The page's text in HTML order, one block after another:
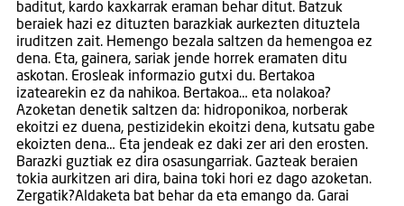
baditut, kardo kaxkarrak eraman behar ditut. Batzuk
beraiek hazi ez dituzten barazkiak aurkezten dituztela
iruditzen zait. Hemengo bezala saltzen da hemengoa ez
dena. Eta, gainera, sariak jende horrek eramaten ditu
askotan. Erosleak informazio gutxi du. Bertakoa
izatearekin ez da nahikoa. Bertakoa… eta nolakoa?
Azoketan denetik saltzen da: hidroponikoa, norberak
ekoitzi ez duena, pestizidekin ekoitzi dena, kutsatu gabe
ekoizten dena… Eta jendeak ez daki zer ari den erosten.
Barazki guztiak ez dira osasungarriak. Gazteak beraien
tokia aurkitzen ari dira, baina toki hori ez dago azoketan.
Zergatik?Aldaketa bat behar da eta emango da. Garai